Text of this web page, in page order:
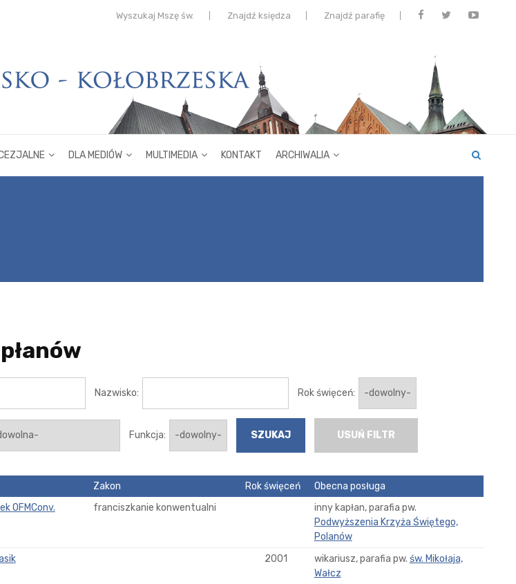
Wyszukaj Mszę św. Znajdź księdza Znajdź parafię
DLA MEDIÓW MULTIMEDIA KONTAKT ARCHIWALIA
Nazwisko: Rok święceń:
Funkcja: USUŃ FILTR
Zakon Rok święceń
Obecna posługa
OFMConv.
franciszkanie konwentualni
inny kapłan, parafia pw.
Podwyższenia Krzyża Świętego,
Polanów
2001 wikariusz, parafia pw. św. Mikołaja,
Wałcz